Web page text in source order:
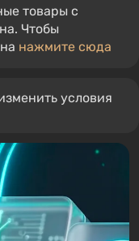
товары с
Чтобы
нажмите сюда
условия